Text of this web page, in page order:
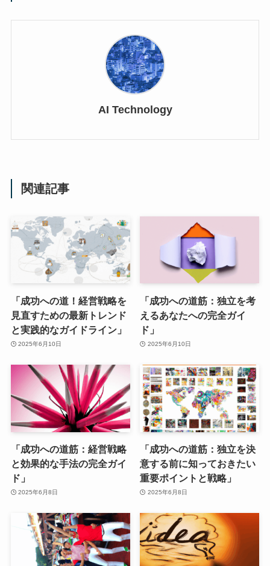
AI Technology
関連記事
「成功への道！経営戦略を
見直すための最新トレンド
と実践的なガイドライン」
2025年6月10日
「成功への道筋：独立を考
えるあなたへの完全ガイ
ド」
2025年6月10日
「成功への道筋：経営戦略
と効果的な手法の完全ガイ
ド」
2025年6月8日
「成功への道筋：独立を決
意する前に知っておきたい
重要ポイントと戦略」
2025年6月8日